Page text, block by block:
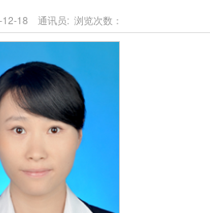
12-18 通讯员: 浏览次数：